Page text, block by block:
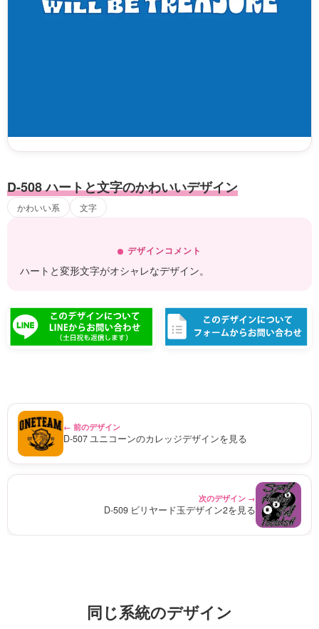
D-508 ハートと文字のかわいいデザイン
かわいい系 文字
デザインコメント
ハートと変形文字がオシャレなデザイン。
← 前のデザイン
D-507 ユニコーンのカレッジデザインを見る
次のデザイン →
D-509 ビリヤード玉デザイン2を見る
同じ系統のデザイン